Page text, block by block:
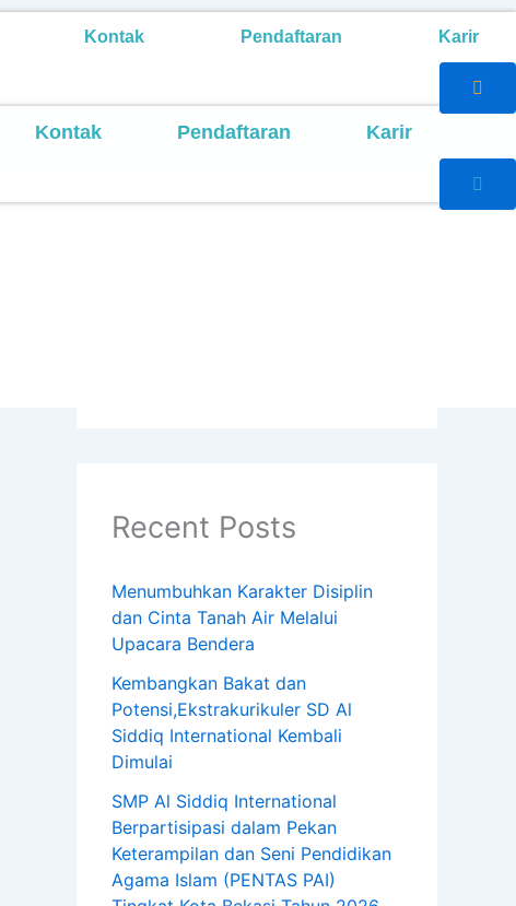
Kontak Pendaftaran Karir
Kontak Pendaftaran Karir
Recent Posts
Menumbuhkan Karakter Disiplin
dan Cinta Tanah Air Melalui
Upacara Bendera
Kembangkan Bakat dan
Potensi,Ekstrakurikuler SD Al
Siddiq International Kembali
Dimulai
SMP Al Siddiq International
Berpartisipasi dalam Pekan
Keterampilan dan Seni Pendidikan
Agama Islam (PENTAS PAI)